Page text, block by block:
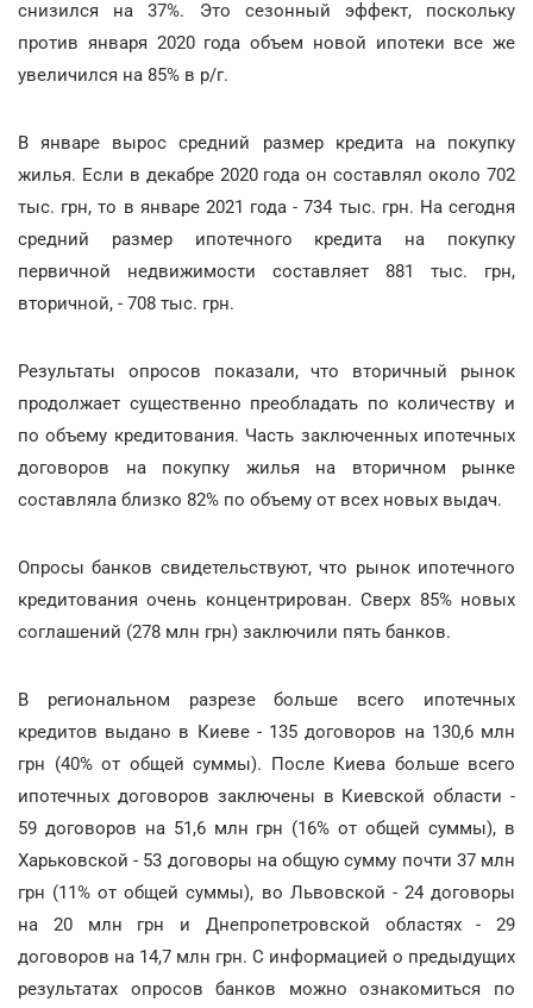
снизился на 37%. Это сезонный эффект, поскольку
против января 2020 года объем новой ипотеки все же
увеличился на 85% в р/г.
В январе вырос средний размер кредита на покупку
жилья. Если в декабре 2020 года он составлял около 702
тыс. грн, то в январе 2021 года - 734 тыс. грн. На сегодня
средний размер ипотечного кредита на покупку
первичной недвижимости составляет 881 тыс. грн,
вторичной, - 708 тыс. грн.
Результаты опросов показали, что вторичный рынок
продолжает существенно преобладать по количеству и
по объему кредитования. Часть заключенных ипотечных
договоров на покупку жилья на вторичном рынке
составляла близко 82% по объему от всех новых выдач.
Опросы банков свидетельствуют, что рынок ипотечного
кредитования очень концентрирован. Сверх 85% новых
соглашений (278 млн грн) заключили пять банков.
В региональном разрезе больше всего ипотечных
кредитов выдано в Киеве - 135 договоров на 130,6 млн
грн (40% от общей суммы). После Киева больше всего
ипотечных договоров заключены в Киевской области -
59 договоров на 51,6 млн грн (16% от общей суммы), в
Харьковской - 53 договоры на общую сумму почти 37 млн
грн (11% от общей суммы), во Львовской - 24 договоры
на 20 млн грн и Днепропетровской областях - 29
договоров на 14,7 млн грн. С информацией о предыдущих
результатах опросов банков можно ознакомиться по